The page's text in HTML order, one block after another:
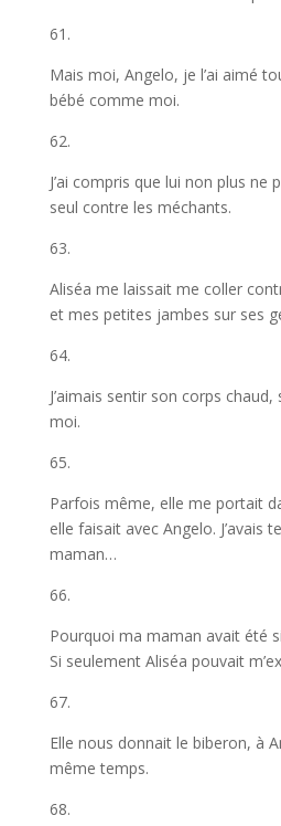
61.
Mais moi, Angelo, je l’ai aimé
bébé comme moi.
62.
J’ai compris que lui non plus ne
seul contre les méchants.
63.
Aliséa me laissait me coller
et mes petites jambes sur ses
64.
J’aimais sentir son corps
moi.
65.
Parfois même, elle me portait
elle faisait avec Angelo. J’avais
maman…
66.
Pourquoi ma maman avait été
Si seulement Aliséa pouvait
67.
Elle nous donnait le biberon, à
même temps.
68.